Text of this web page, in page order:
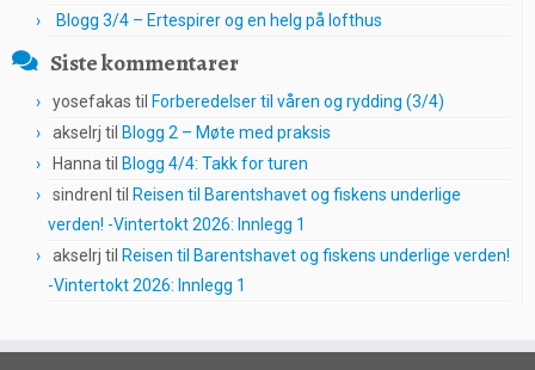
Blogg 3/4 – Ertespirer og en helg på lofthus
Siste kommentarer
yosefakas til Forberedelser til våren og rydding (3/4)
akselrj til Blogg 2 – Møte med praksis
Hanna til Blogg 4/4: Takk for turen
sindrenl til Reisen til Barentshavet og fiskens underlige
verden! -Vintertokt 2026: Innlegg 1
akselrj til Reisen til Barentshavet og fiskens underlige verden!
-Vintertokt 2026: Innlegg 1